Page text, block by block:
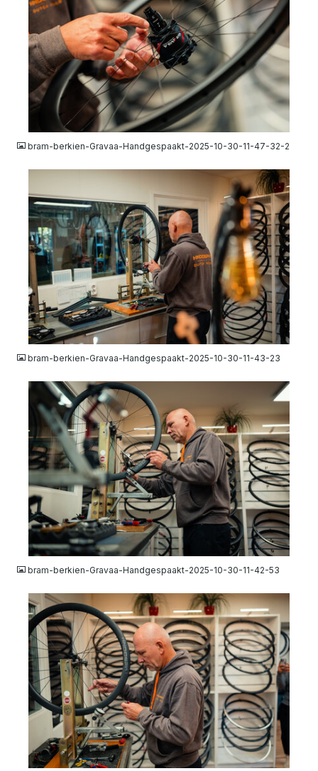
bram-berkien-Gravaa-Handgespaakt-2025-10-30-11-47-32-2
JPG
bram-berkien-Gravaa-Handgespaakt-2025-10-30-11-43-23
JPG
bram-berkien-Gravaa-Handgespaakt-2025-10-30-11-42-53
JPG